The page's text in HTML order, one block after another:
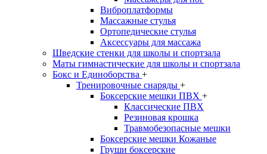
Виброплатформы
Массажные стулья
Ортопедические стулья
Аксессуары для массажа
Шведские стенки для школы и спортзала
Маты гимнастические для школы и спортзала
Бокс и Единоборства +
Тренировочные снаряды +
Боксерские мешки ПВХ +
Классические ПВХ
Резиновая крошка
Травмобезопасные мешки
Боксерские мешки Кожаные
Груши боксерские